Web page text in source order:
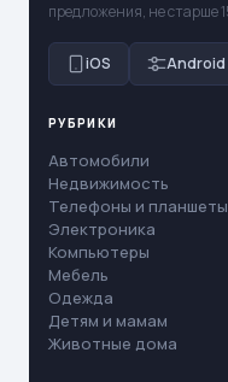
предложения, не старше
iOS Android
РУБРИКИ
Автомобили
Недвижимость
Телефоны и планшеты
Электроника
Компьютеры
Мебель
Одежда
Детям и мамам
Животные дома